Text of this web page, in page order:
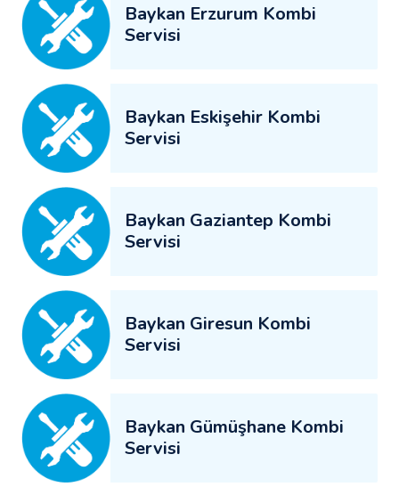
Baykan Erzurum Kombi
Servisi
Baykan Eskişehir Kombi
Servisi
Baykan Gaziantep Kombi
Servisi
Baykan Giresun Kombi
Servisi
Baykan Gümüşhane Kombi
Servisi